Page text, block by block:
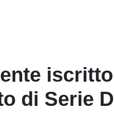
iscritto
di Serie D